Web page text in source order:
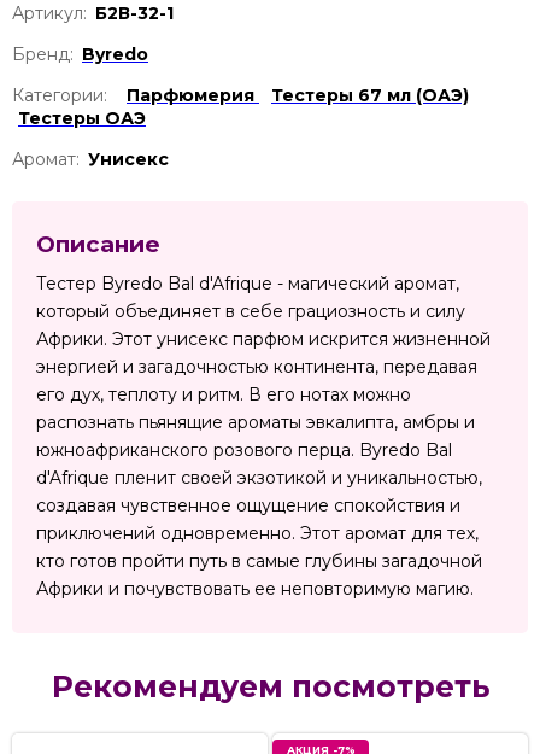
Артикул: Б2В-32-1
Бренд: Byredo
Категории:
Парфюмерия
Тестеры 67 мл (ОАЭ)
Тестеры ОАЭ
Аромат: Унисекс
Описание
Тестер Byredo Bal d'Afrique - магический аромат,
который объединяет в себе грациозность и силу
Африки. Этот унисекс парфюм искрится жизненной
энергией и загадочностью континента, передавая
его дух, теплоту и ритм. В его нотах можно
распознать пьянящие ароматы эвкалипта, амбры и
южноафриканского розового перца. Byredo Bal
d'Afrique пленит своей экзотикой и уникальностью,
создавая чувственное ощущение спокойствия и
приключений одновременно. Этот аромат для тех,
кто готов пройти путь в самые глубины загадочной
Африки и почувствовать ее неповторимую магию.
Рекомендуем посмотреть
АКЦИЯ -7%